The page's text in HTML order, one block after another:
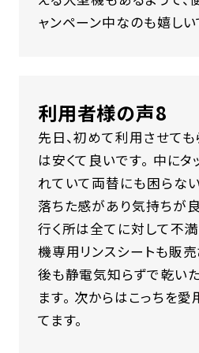
ャンペーン中なのも嬉しい
利用者様の声8
先日、初めて利用させても
は安くて良いです。 中に
れていて両替にも困らな
落ちた感があり気持ちが
行く所は全てに対して不
機専用リンスシートも販
後も静電気知らずで乾い
ます。 次からはこっちを
てます。